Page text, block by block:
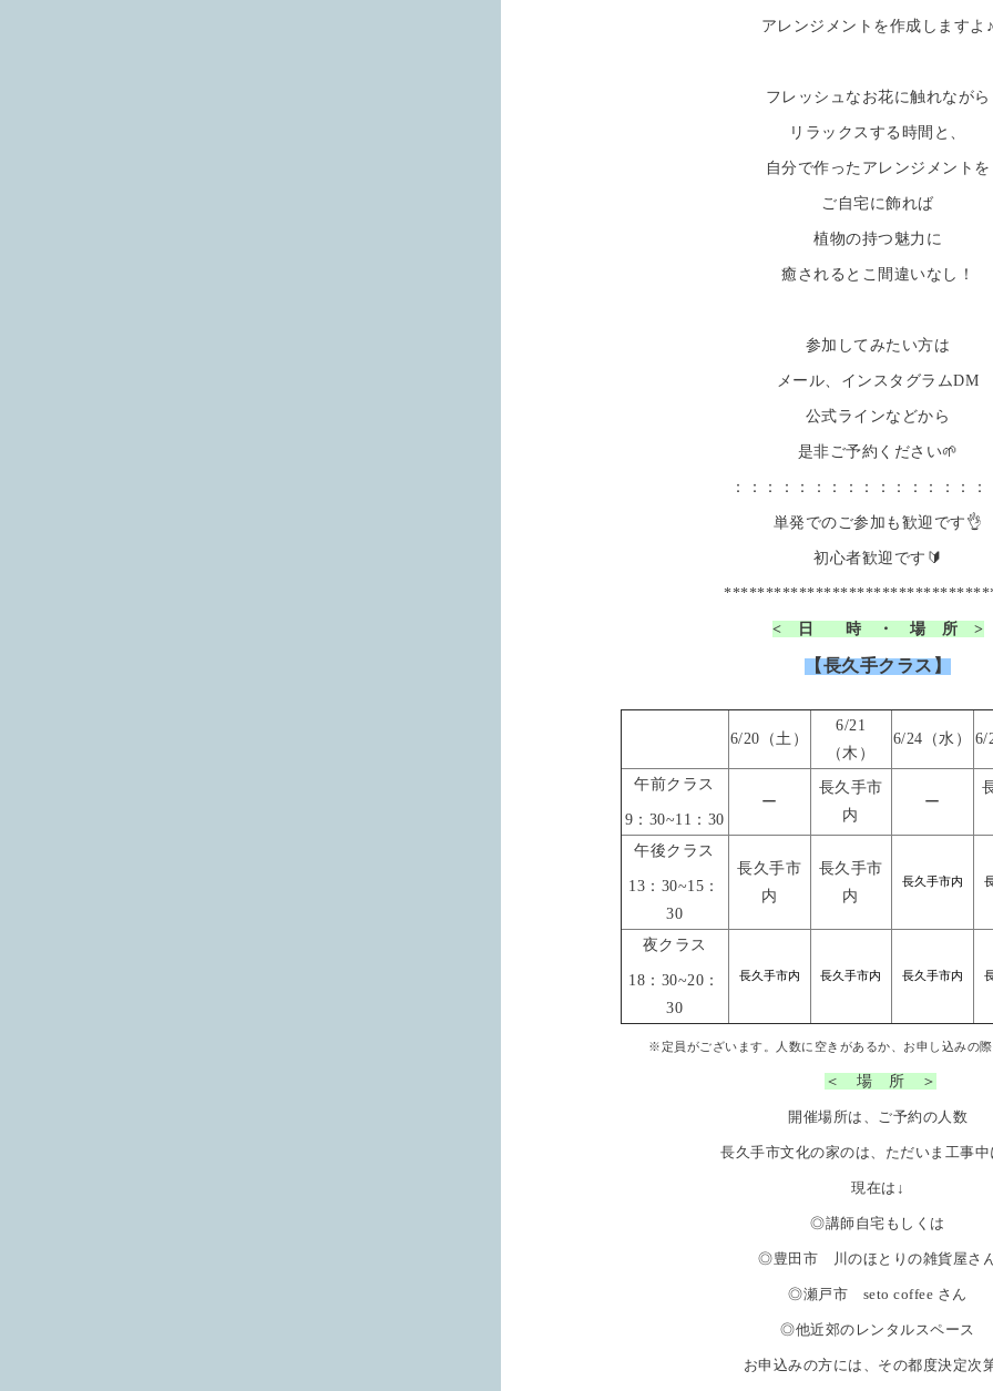
アレンジメントを作成しますよ♪
フレッシュなお花に触れながら
リラックスする時間と、
自分で作ったアレンジメントを
ご自宅に飾れば
植物の持つ魅力に
癒されるとこ間違いなし！
参加してみたい方は
メール、インスタグラムDM
公式ラインなどから
是非ご予約ください🌱
：：：：：：：：：：：：：：：：
単発でのご参加も歓迎です👌
初心者歓迎です🔰
< 日 時 ・ 場 所 >
【長久手クラス】
6/20（土）
6/21
（木）
6/24（水） 6/
午前クラス
9：30~11：30
ー
長久手市
内
ー
午後クラス
13：30~15：
30
長久手市
内
長久手市
内
長久手市内
夜クラス
18：30~20：
30
長久手市内 長久手市内 長久手市内
※定員がございます。 人数に空きがあるか、お申し込みの
＜ 場 所 ＞
開催場所は、ご予約の人数
長久手市文化の家のは、ただいま工事中
現在は↓
◎講師自宅もしくは
◎豊田市 川のほとりの雑貨屋さ
◎瀬戸市 seto coffee さん
◎他近郊のレンタルスペース
お申込みの方には、 その都度決定次